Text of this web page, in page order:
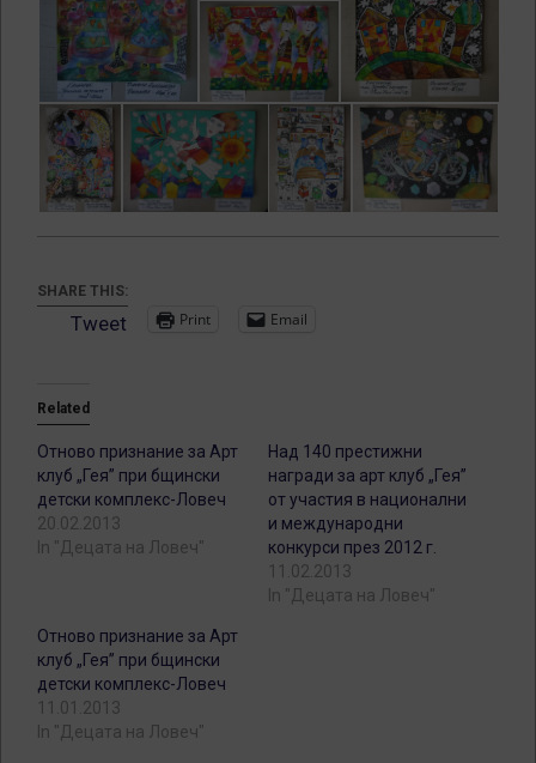
SHARE THIS:
Tweet Print Email
Related
Отново признание за Арт
клуб „Гея” при бщински
детски комплекс-Ловеч
20.02.2013
In "Децата на Ловеч"
Над 140 престижни
награди за арт клуб „Гея”
от участия в национални
и международни
конкурси през 2012 г.
11.02.2013
In "Децата на Ловеч"
Отново признание за Арт
клуб „Гея” при бщински
детски комплекс-Ловеч
11.01.2013
In "Децата на Ловеч"